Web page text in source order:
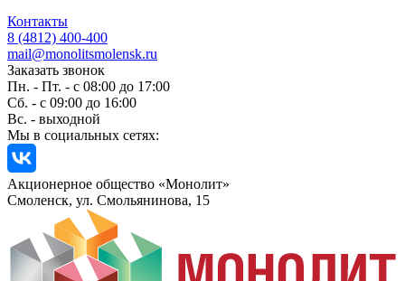
Контакты
8 (4812) 400-400
mail@monolitsmolensk.ru
Заказать звонок
Пн. - Пт. - с 08:00 до 17:00
Сб. - с 09:00 до 16:00
Вс. - выходной
Мы в социальных сетях:
Акционерное общество «Монолит»
Смоленск, ул. Смольянинова, 15